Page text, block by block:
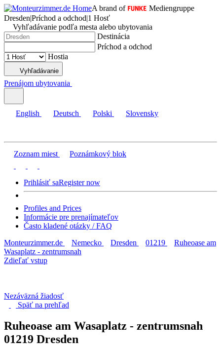
A brand of
Mediengruppe
Dresden|Príchod a odchod|1 Hosť
Vyhľadávanie podľa mesta alebo ubytovania
Destinácia
Príchod a odchod
Hostia
Vyhľadávanie
Prenájom ubytovania
English Deutsch Polski Slovensky
Zoznam miest Poznámkový blok
Prihlásiť saRegister now
Profiles and Prices
Informácie pre prenajímateľov
Často kladené otázky / FAQ
Monteurzimmer.de
Nemecko Dresden 01219
Ruheoase am
Wasaplatz - zentrumsnah
Zdieľať vstup
Nezáväzná žiadosť
Späť na prehľad
Ruheoase am Wasaplatz - zentrumsnah
01219 Dresden